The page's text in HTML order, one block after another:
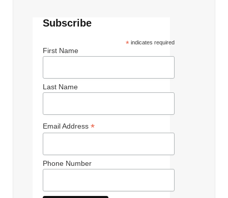
Subscribe
* indicates required
First Name
Last Name
Email Address *
Phone Number